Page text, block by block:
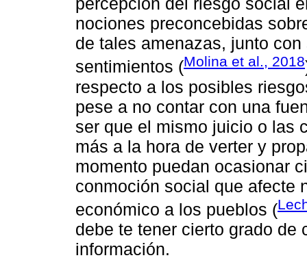
nociones preconcebidas
de tales amenazas, junto
sentimientos (Molina et al., 2018
respecto a los posibles
pese a no contar con una
ser que el mismo juicio o las
más a la hora de verter y
momento puedan ocasionar
conmoción social que afecte
económico a los pueblos (
debe te tener cierto grado de
información.